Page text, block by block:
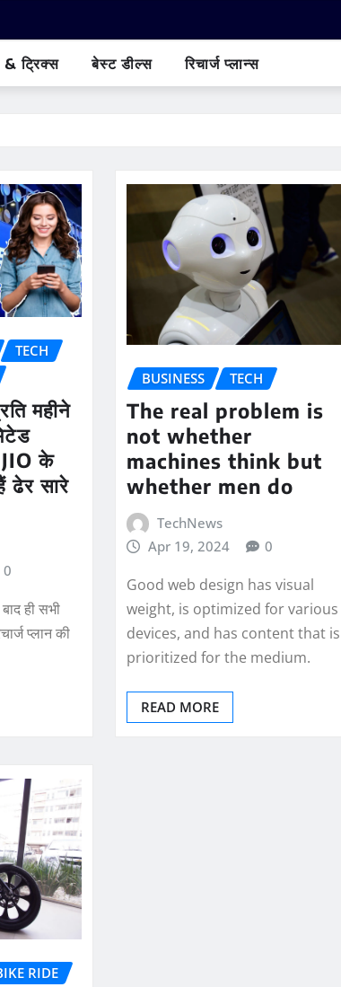
& ट्रिक्स बेस्ट डील्स रिचार्ज प्लान्स
TECH
महीने
JIO के
ढेर सारे
0
ही सभी
प्लान की
BUSINESS TECH
The real problem is
not whether
machines think but
whether men do
TechNews
Apr 19, 2024
0
Good web design has visual
weight, is optimized for various
devices, and has content that is
prioritized for the medium.
READ MORE
RIDE